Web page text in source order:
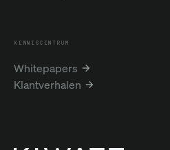
KENNISCENTRUM
Whitepapers
Klantverhalen